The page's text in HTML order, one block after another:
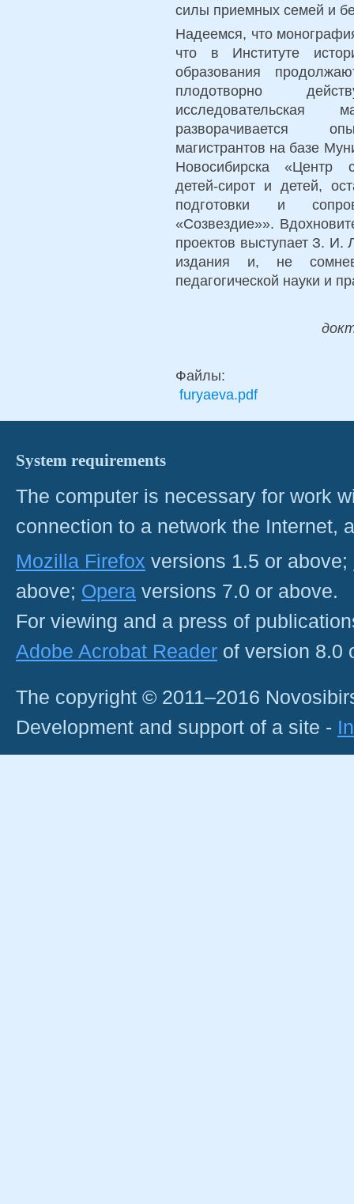
силы приемных семей и
Надеемся, что
что в Институте
образования
плодотворно
разворачивается
магистрантов на базе
Новосибирска «Центр
детей-сирот и детей,
подготовки и
«Созвездие»».
проектов выступает З. И.
издания и, не
педагогической науки и
Файлы:
furyaeva.pdf
System requirements
The computer is necessary for work
connection to a network the Internet,
Mozilla Firefox versions 1.5 or above;
above; Opera versions 7.0 or above.
For viewing and a press of
Adobe Acrobat Reader of version 8.0
The copyright © 2011–2016
Development and support of a site -